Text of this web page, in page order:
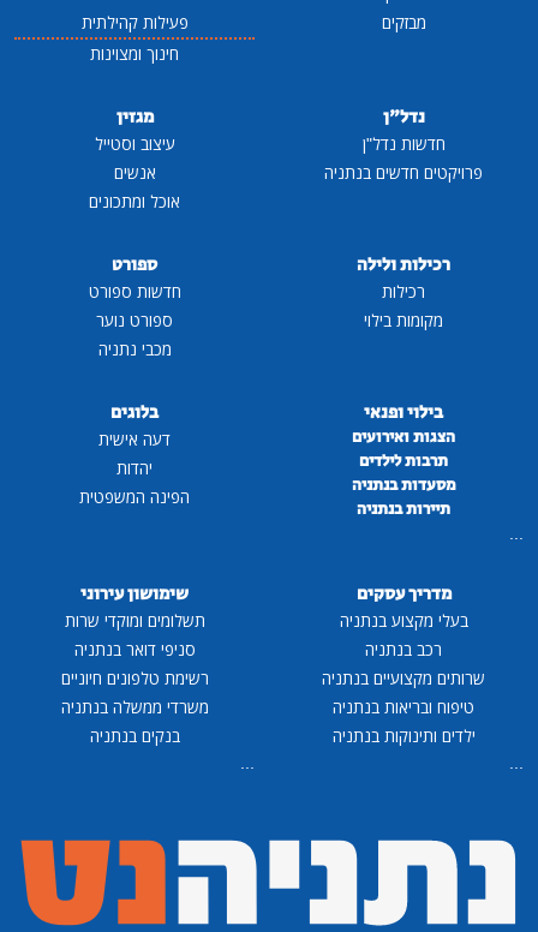
מבזקים
פעילות קהילתית
חינוך ומצוינות
נדל"ן
חדשות נדל"ן
פרויקטים חדשים בנתניה
מגזין
עיצוב וסטייל
אנשים
אוכל ומתכונים
רכילות ולילה
רכילות
מקומות בילוי
ספורט
חדשות ספורט
ספורט נוער
מכבי נתניה
בילוי ופנאי
הצגות ואירועים
תרבות לילדים
מסעדות בנתניה
תיירות בנתניה
...
בלוגים
דעה אישית
יהדות
הפינה המשפטית
מדריך עסקים
בעלי מקצוע בנתניה
רכב בנתניה
שרותים מקצועיים בנתניה
טיפוח ובריאות בנתניה
ילדים ותינוקות בנתניה
...
שימושון עירוני
תשלומים ומוקדי שרות
סניפי דואר בנתניה
רשימת טלפונים חיוניים
משרדי ממשלה בנתניה
בנקים בנתניה
...